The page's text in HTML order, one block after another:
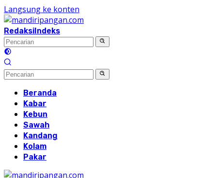
Langsung ke konten
RedaksiIndeks
Beranda
Kabar
Kebun
Sawah
Kandang
Kolam
Pakar